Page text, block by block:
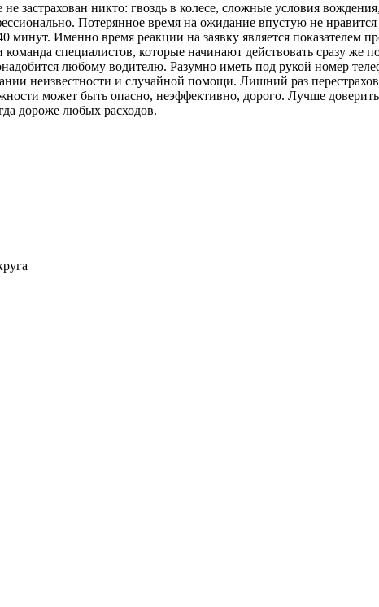
застрахован никто: гвоздь в колесе, сложные условия
Потерянное время на ожидание впустую не
минут. Именно время реакции на заявку является
команда специалистов, которые начинают действовать сразу же
любому водителю. Разумно иметь под рукой номер
неизвестности и случайной помощи. Лишний раз
может быть опасно, неэффективно, дорого. Лучше
дороже любых расходов.